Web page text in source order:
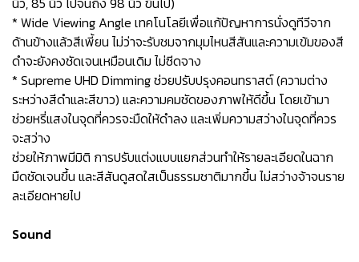
* Wide Viewing Angle เทคโนโลยีเพื่อแก้ปัญหาการนั่งดูทีวีจาก
ด้านข้างแล้วสีเพี้ยน ไม่ว่าจะรับชมจากมุมไหนสีสันและความเข้มของสี
ดำจะยังคงชัดเจนเหมือนเดิม ไม่ซีดจาง
* Supreme UHD Dimming ช่วยปรับปรุงคอนทราสต์ (ความต่าง
ระหว่างสีดำและสีขาว) และความคมชัดของภาพให้ดีขึ้น โดยเข้ามา
ช่วยหรี่แสงในจุดที่ควรจะมืดให้ดำลง และเพิ่มความสว่างในจุดที่ควร
จะสว่าง
ช่วยให้ภาพมีมิติ การปรับแต่งแบบแยกส่วนทำให้รายละเอียดในฉาก
มืดชัดเจนขึ้น และสีสันดูสดใสเป็นธรรมชาติมากขึ้น ไม่สว่างจ้าจนราย
ละเอียดหายไป
Sound